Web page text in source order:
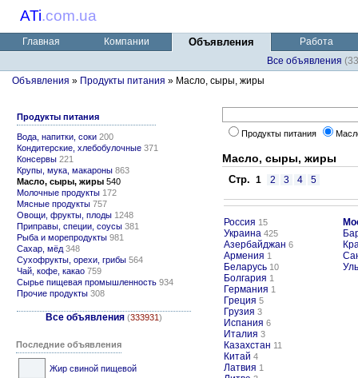
ATi.com.ua
Главная Компании Объявления
Работа
Все объявления
Объявления » Продукты питания » Масло, сыры, жиры
Продукты питания
Вода, напитки, соки 200
Кондитерские, хлебобулочные 371
Консервы 221
Крупы, мука, макароны 863
Масло, сыры, жиры 540
Молочные продукты 172
Мясные продукты 757
Овощи, фрукты, плоды 1248
Приправы, специи, соусы 381
Рыба и морепродукты 981
Сахар, мёд 348
Сухофрукты, орехи, грибы 564
Чай, кофе, какао 759
Сырье пищевая промышленность 934
Прочие продукты 308
Все объявления (333931)
Последние объявления
Жир свиной пищевой
Продукты питания
Масло, сыры, жиры
Стр. 1 2 3 4 5
Россия 15
Украина 425
Азербайджан 6
Армения 1
Беларусь 10
Болгария 1
Германия 1
Греция 5
Грузия 3
Испания 6
Италия 3
Казахстан 11
Китай 4
Латвия 1